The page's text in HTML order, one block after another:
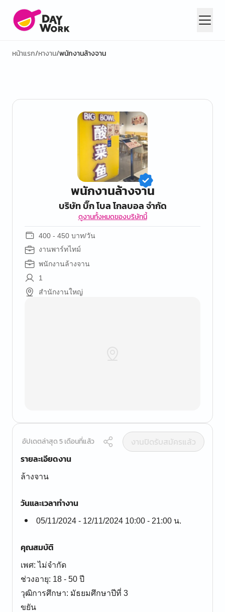
หน้าแรก/หางาน/พนักงานล้างจาน
พนักงานล้างจาน
บริษัท บิ๊ก โบล โกลบอล จํากัด
ดูงานทั้งหมดของบริษัทนี้
400 - 450 บาท/วัน
งานพาร์ทไทม์
พนักงานล้างจาน
1
สำนักงานใหญ่
อัปเดตล่าสุด 5 เดือนที่แล้ว
งานปิดรับสมัครแล้ว
รายละเอียดงาน
ล้างจาน
วันและเวลาทำงาน
05/11/2024 - 12/11/2024 10:00 - 21:00 น.
คุณสมบัติ
เพศ: ไม่จำกัด
ช่วงอายุ: 18 - 50 ปี
วุฒิการศึกษา: มัธยมศึกษาปีที่ 3
ขยัน